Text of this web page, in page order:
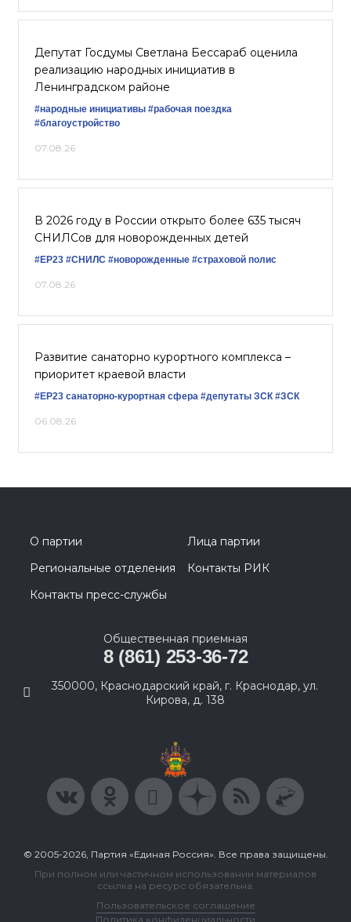
Депутат Госдумы Светлана Бессараб оценила
реализацию народных инициатив в
Ленинградском районе
#народные инициативы #рабочая поездка
#благоустройство
07.08.26
В 2026 году в России открыто более 635 тысяч
СНИЛСов для новорожденных детей
#ЕР23 #СНИЛС #новорожденные #страховой полис
07.08.26
Развитие санаторно курортного комплекса –
приоритет краевой власти
#ЕР23 санаторно-курортная сфера #депутаты ЗСК #ЗСК
06.08.26
О партии
Лица партии
Региональные отделения
Контакты РИК
Контакты пресс-службы
Общественная приемная
8 (861) 253-36-72
350000, Краснодарский край, г. Краснодар, ул.
Кирова, д. 138
© 2005-2026, Партия «Единая Россия». Все права защищены.
При полном или частичном использовании материалов
ссылка на ресурс обязательна.
Пользовательское соглашение
Политика конфиденциальности